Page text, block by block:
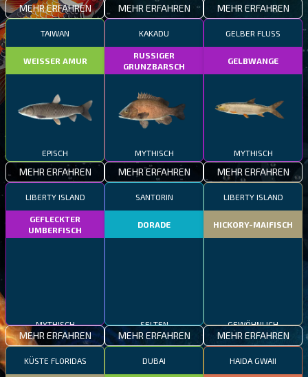
MEHR ERFAHREN MEHR ERFAHREN MEHR ERFAHREN
TAIWAN
WEISSER AMUR
EPISCH
MEHR ERFAHREN
KAKADU
RUSSIGER
GRUNZBARSCH
MYTHISCH
MEHR ERFAHREN
GELBER FLUSS
GELBWANGE
MYTHISCH
MEHR ERFAHREN
LIBERTY ISLAND
GEFLECKTER
UMBERFISCH
MEHR ERFAHREN
SANTORIN
DORADE
MEHR ERFAHREN
LIBERTY ISLAND
HICKORY-MAIFISCH
MEHR ERFAHREN
KÜSTE FLORIDAS DUBAI HAIDA GWAII